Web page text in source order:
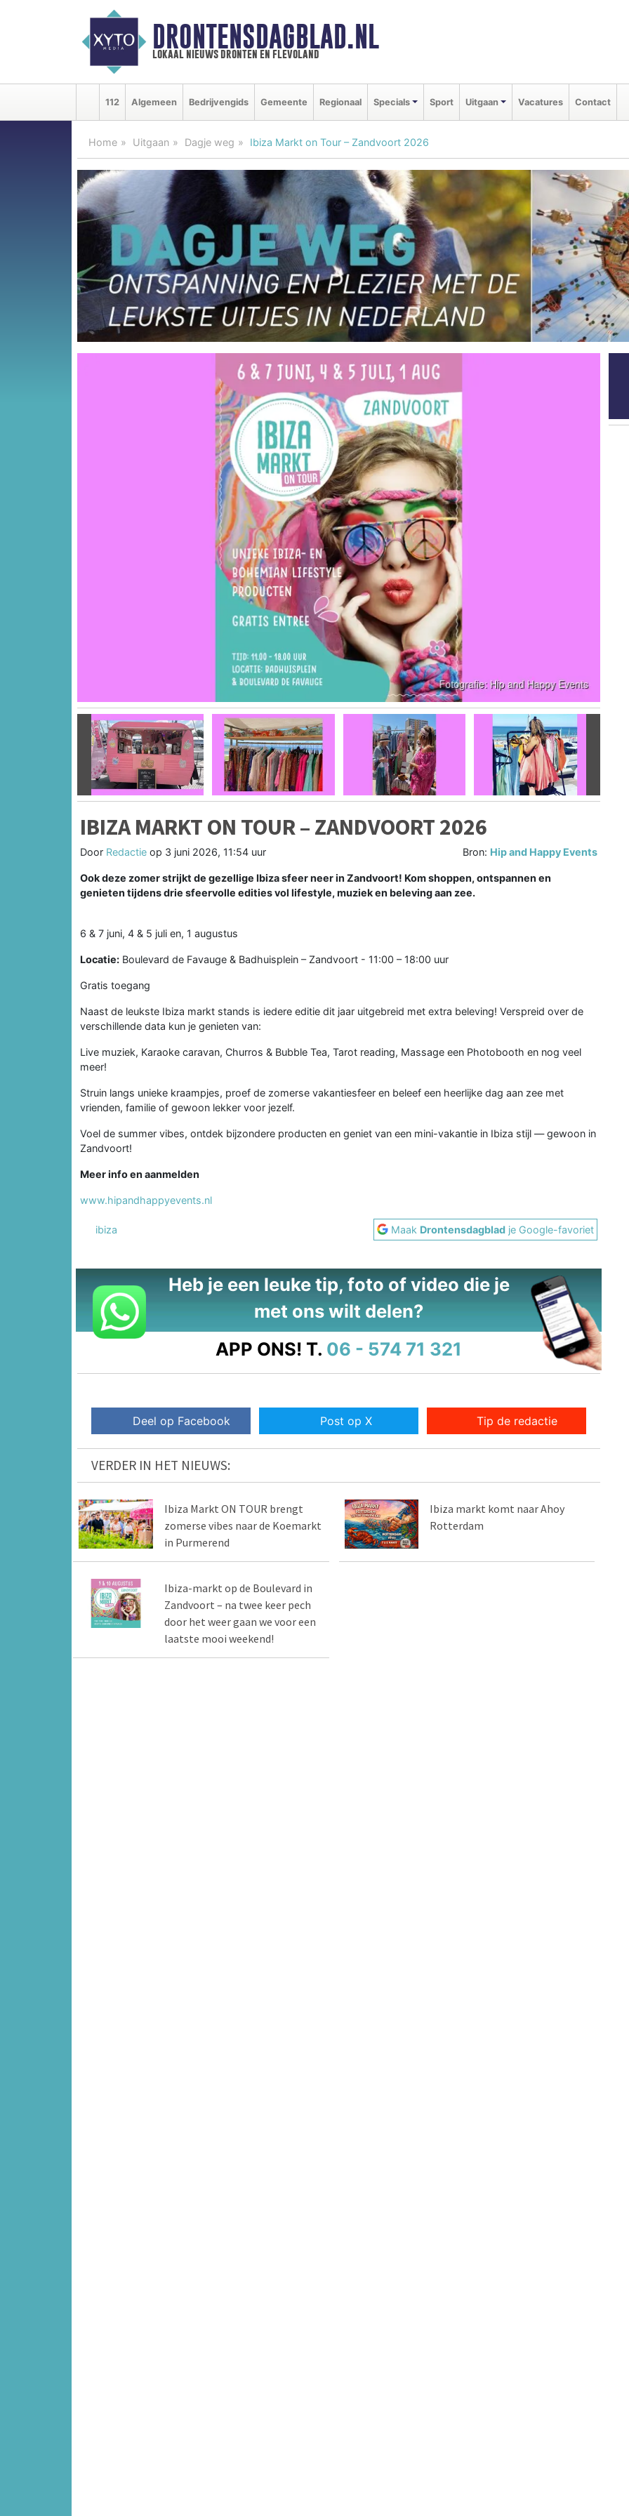
DRONTENSDAGBLAD.NL
lokaal nieuws dronten en flevoland
112 Algemeen Bedrijvengids Gemeente Regionaal Specials Sport Uitgaan Vacatures Contact
Home Uitgaan Dagje weg Ibiza Markt on Tour – Zandvoort 2026
Vorige
IBIZA MARKT ON TOUR – ZANDVOORT 2026
Door Redactie op 3 juni 2026, 11:54 uur Bron: Hip and Happy Events
Ook deze zomer strijkt de gezellige Ibiza sfeer neer in Zandvoort! Kom shoppen, ontspannen en
genieten tijdens drie sfeervolle edities vol lifestyle, muziek en beleving aan zee.
6 & 7 juni, 4 & 5 juli en, 1 augustus
Locatie: Boulevard de Favauge & Badhuisplein – Zandvoort - 11:00 – 18:00 uur
Gratis toegang
Naast de leukste Ibiza markt stands is iedere editie dit jaar uitgebreid met extra beleving! Verspreid over de
verschillende data kun je genieten van:
Live muziek, Karaoke caravan, Churros & Bubble Tea, Tarot reading, Massage een Photobooth en nog veel
meer!
Struin langs unieke kraampjes, proef de zomerse vakantiesfeer en beleef een heerlijke dag aan zee met
vrienden, familie of gewoon lekker voor jezelf.
Voel de summer vibes, ontdek bijzondere producten en geniet van een mini-vakantie in Ibiza stijl — gewoon in
Zandvoort!
Meer info en aanmelden
www.hipandhappyevents.nl
ibiza Maak Drontensdagblad je Google-favoriet
Heb je een leuke tip, foto of video die je
met ons wilt delen?
APP ONS! T. 06 - 574 71 321
Deel op Facebook Post op X Tip de redactie
VERDER IN HET NIEUWS:
Ibiza Markt ON TOUR brengt
zomerse vibes naar de Koemarkt
in Purmerend
Ibiza markt komt naar Ahoy
Rotterdam
Ibiza-markt op de Boulevard in
Zandvoort – na twee keer pech
door het weer gaan we voor een
laatste mooi weekend!